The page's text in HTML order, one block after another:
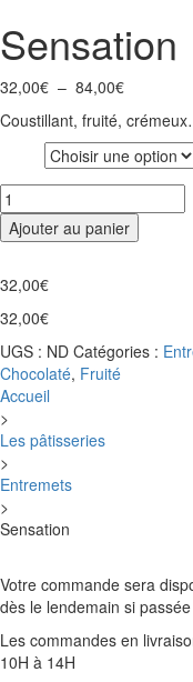
Sensation
32,00€ – 84,00€Plage
prix :
32,00€
à
Coustillant, fruité,
quantité
de
Sensation
Ajouter au panier
32,00€
32,00€
UGS : ND Catégories :
Chocolaté, Fruité
Accueil
>
Les pâtisseries
>
Entremets
>
Sensation
Votre commande sera
dès le lendemain si
Les commandes en
10H à 14H